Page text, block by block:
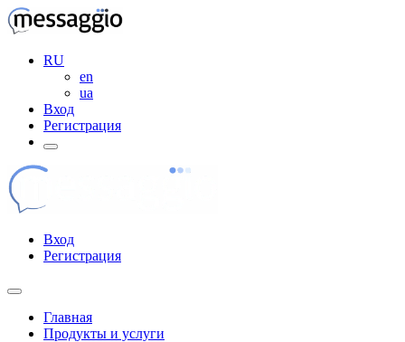
RU
en
ua
Вход
Регистрация
Вход
Регистрация
Главная
Продукты и услуги